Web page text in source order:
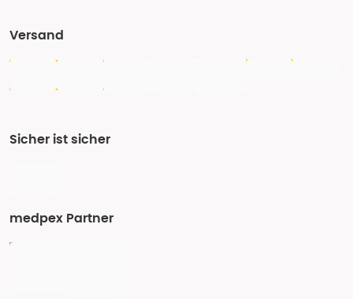
Versand
Sicher ist sicher
medpex Partner